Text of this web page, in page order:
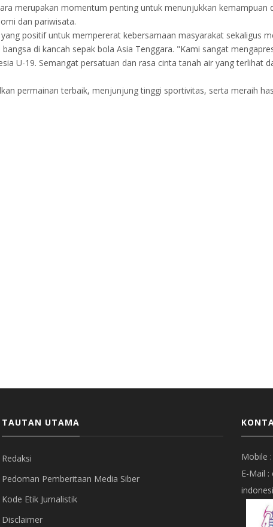
merupakan momentum penting untuk menunjukkan
dan pariwisata.
positif untuk mempererat kebersamaan masyarakat sekaligus
di kancah sepak bola Asia Tenggara. "Kami sangat
U-19. Semangat persatuan dan rasa cinta tanah air yang terlihat
permainan terbaik, menjunjung tinggi sportivitas, serta meraih
TAUTAN UTAMA
Redaksi
Pedoman Pemberitaan Media Siber
Kode Etik Jurnalistik
Disclaimer
Mobile
E-Mail